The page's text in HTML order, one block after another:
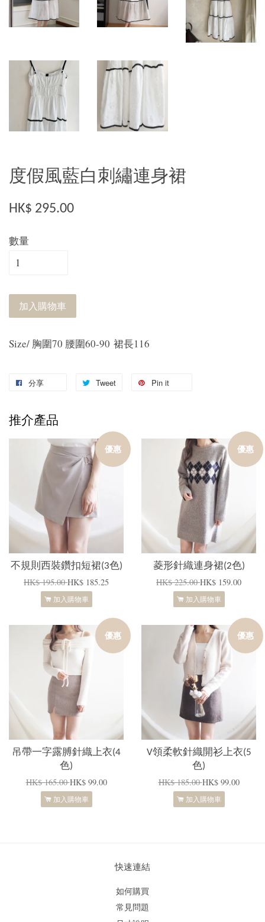
度假風藍白刺繡連身裙
HK$ 295.00
數量
加入購物車
Size/ 胸圍70 腰圍60-90 裙長116
分享 Tweet Pin it
推介產品
優惠
不規則西裝鑽扣短裙(3色)
HK$ 195.00HK$ 185.25
加入購物車
優惠
菱形針織連身裙(2色)
HK$ 225.00HK$ 159.00
加入購物車
優惠
吊帶一字露膊針織上衣(4
色)
HK$ 165.00HK$ 99.00
加入購物車
優惠
V領柔軟針織開衫上衣(5
色)
HK$ 185.00HK$ 99.00
加入購物車
快速連結
如何購買
常見問題